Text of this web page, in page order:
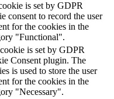
is set by GDPR
consent to record the user
for the cookies in the
"Functional".
is set by GDPR
Consent plugin. The
is used to store the user
for the cookies in the
"Necessary".